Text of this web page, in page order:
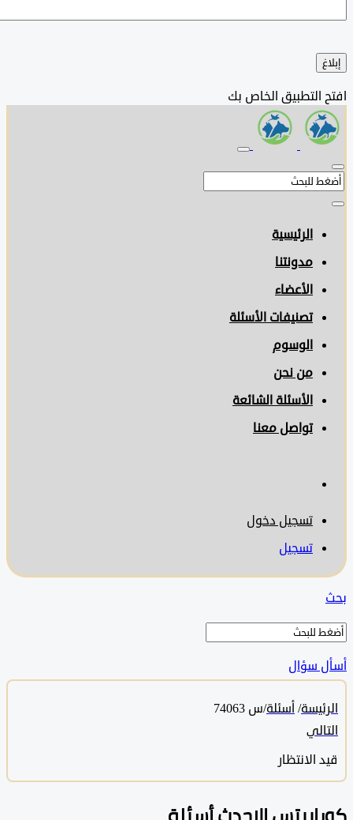
التطبيق الخاص بك
الرئيسية
مدونتنا
الأعضاء
تصنيفات الأسئلة
الوسوم
من نحن
الأسئلة الشائعة
تواصل معنا
تسجيل دخول
تسجيل
سؤال
/ أسئلة/س 74063
الانتظار